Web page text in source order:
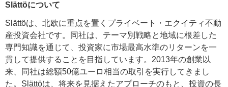
Slättöについて
Slättöは、北欧に重点を置くプライベート・エクイティ不動
産投資会社です。同社は、テーマ別戦略と地域に根差した
専門知識を通じて、投資家に市場最高水準のリターンを一
貫して提供することを目指しています。2013年の創業以
来、同社は総額50億ユーロ相当の取引を実行してきまし
た。Slättöは、将来を見据えたアプローチのもと、投資の長